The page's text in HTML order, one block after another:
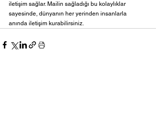
iletişim sağlar. Mailin sağladığı bu kolaylıklar
sayesinde, dünyanın her yerinden insanlarla
anında iletişim kurabilirsiniz.